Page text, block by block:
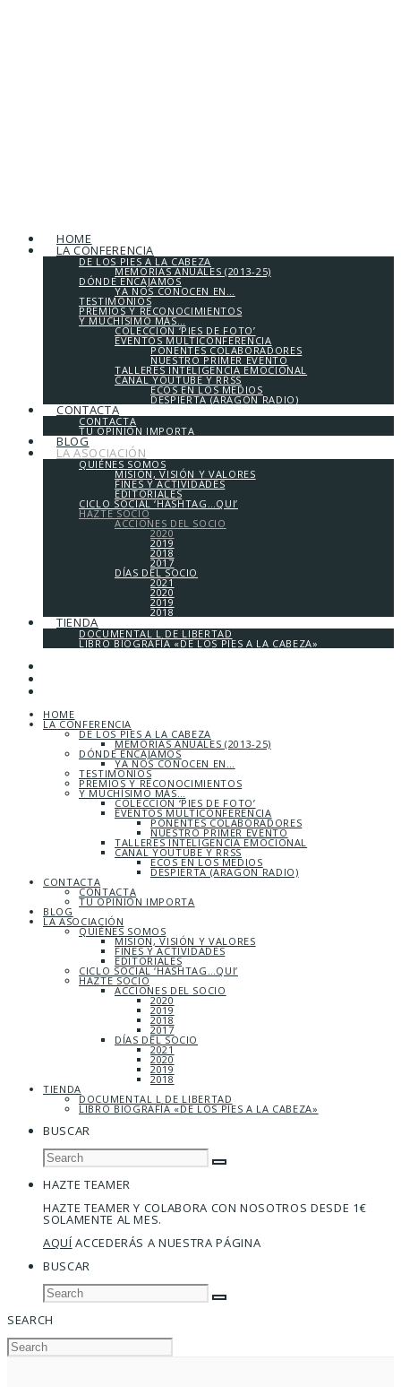
HOME
LA CONFERENCIA
DE LOS PIES A LA CABEZA
MEMORIAS ANUALES (2013-25)
DÓNDE ENCAJAMOS
YA NOS CONOCEN EN…
TESTIMONIOS
PREMIOS Y RECONOCIMIENTOS
Y MUCHÍSIMO MÁS…
COLECCIÓN ‘PIES DE FOTO’
EVENTOS MULTICONFERENCIA
PONENTES COLABORADORES
NUESTRO PRIMER EVENTO
TALLERES INTELIGENCIA EMOCIONAL
CANAL YOUTUBE Y RRSS
ECOS EN LOS MEDIOS
DESPIERTA (ARAGÓN RADIO)
CONTACTA
CONTACTA
TU OPINIÓN IMPORTA
BLOG
LA ASOCIACIÓN
QUIÉNES SOMOS
MISIÓN, VISIÓN Y VALORES
FINES Y ACTIVIDADES
EDITORIALES
CICLO SOCIAL ‘HASHTAG…QUI’
HAZTE SOCIO
ACCIONES DEL SOCIO
2020
2019
2018
2017
DÍAS DEL SOCIO
2021
2020
2019
2018
TIENDA
DOCUMENTAL L DE LIBERTAD
LIBRO BIOGRAFÍA «DE LOS PIES A LA CABEZA»
HOME
LA CONFERENCIA
DE LOS PIES A LA CABEZA
MEMORIAS ANUALES (2013-25)
DÓNDE ENCAJAMOS
YA NOS CONOCEN EN…
TESTIMONIOS
PREMIOS Y RECONOCIMIENTOS
Y MUCHÍSIMO MÁS…
COLECCIÓN ‘PIES DE FOTO’
EVENTOS MULTICONFERENCIA
PONENTES COLABORADORES
NUESTRO PRIMER EVENTO
TALLERES INTELIGENCIA EMOCIONAL
CANAL YOUTUBE Y RRSS
ECOS EN LOS MEDIOS
DESPIERTA (ARAGÓN RADIO)
CONTACTA
CONTACTA
TU OPINIÓN IMPORTA
BLOG
LA ASOCIACIÓN
QUIÉNES SOMOS
MISIÓN, VISIÓN Y VALORES
FINES Y ACTIVIDADES
EDITORIALES
CICLO SOCIAL ‘HASHTAG…QUI’
HAZTE SOCIO
ACCIONES DEL SOCIO
2020
2019
2018
2017
DÍAS DEL SOCIO
2021
2020
2019
2018
TIENDA
DOCUMENTAL L DE LIBERTAD
LIBRO BIOGRAFÍA «DE LOS PIES A LA CABEZA»
BUSCAR
HAZTE TEAMER
HAZTE TEAMER Y COLABORA CON NOSOTROS DESDE 1€
SOLAMENTE AL MES.
AQUÍACCEDERÁS A NUESTRA PÁGINA
BUSCAR
SEARCH